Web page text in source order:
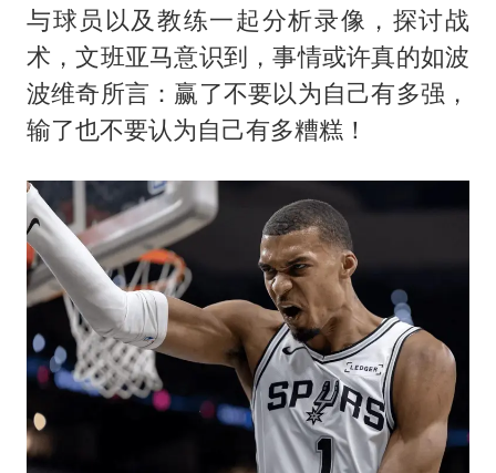
与球员以及教练一起分析录像，探讨战
术，文班亚马意识到，事情或许真的如波
波维奇所言：赢了不要以为自己有多强，
输了也不要认为自己有多糟糕！